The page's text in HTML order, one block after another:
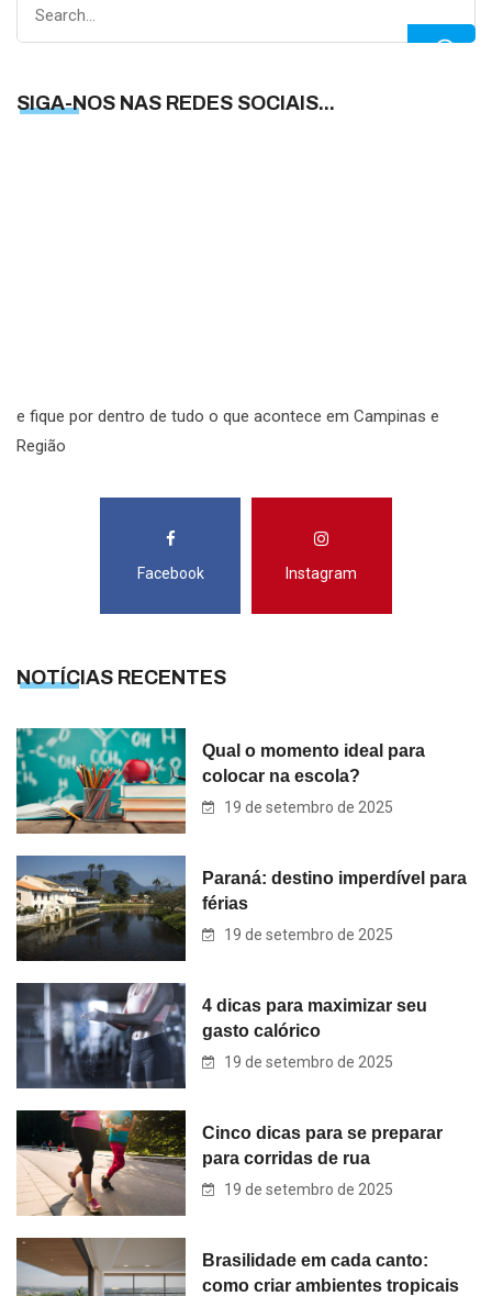
SIGA-NOS NAS REDES SOCIAIS...
e fique por dentro de tudo o que acontece em Campinas e
Região
Facebook Instagram
NOTÍCIAS RECENTES
Qual o momento ideal para
colocar na escola?
19 de setembro de 2025
Paraná: destino imperdível para
férias
19 de setembro de 2025
4 dicas para maximizar seu
gasto calórico
19 de setembro de 2025
Cinco dicas para se preparar
para corridas de rua
19 de setembro de 2025
Brasilidade em cada canto:
como criar ambientes tropicais